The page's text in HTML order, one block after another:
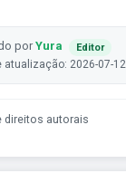
porYura Editor
atualização: 2026-07-12
direitos autorais